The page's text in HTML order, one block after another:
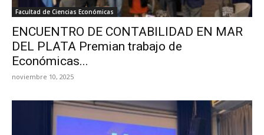
Facultad de Ciencias Económicas
ENCUENTRO DE CONTABILIDAD EN MAR
DEL PLATA Premian trabajo de
Económicas...
noviembre 10, 2025